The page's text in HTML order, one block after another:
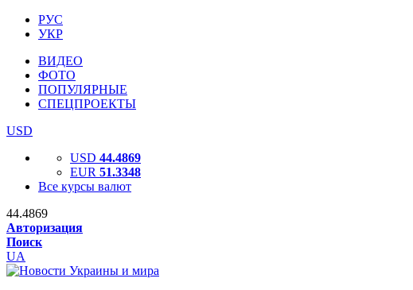
РУС
УКР
ВИДЕО
ФОТО
ПОПУЛЯРНЫЕ
СПЕЦПРОЕКТЫ
USD
USD 44.4869
EUR 51.3348
Все курсы валют
44.4869
Авторизация
Поиск
UA